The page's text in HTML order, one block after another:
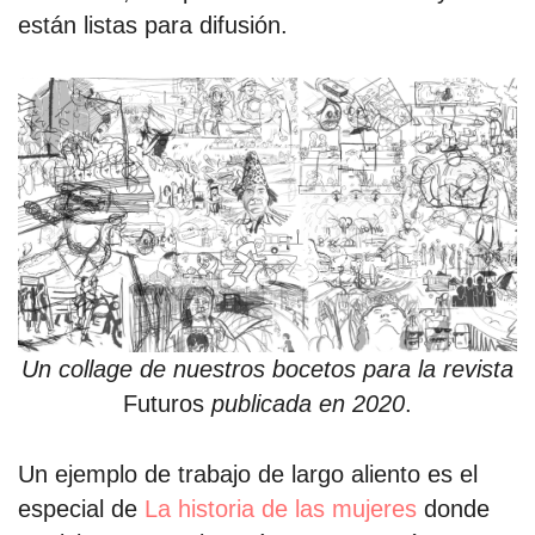
están listas para difusión.
Un collage de nuestros bocetos para la revista
Futuros publicada en 2020.
Un ejemplo de trabajo de largo aliento es el
especial de La historia de las mujeres donde